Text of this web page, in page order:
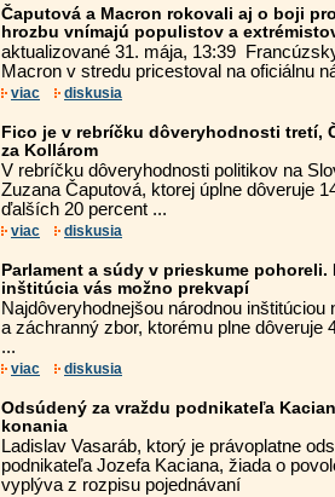
Čaputová a Macron rokovali aj o boji
hrozbu vnímajú populistov a
aktualizované 31. mája, 13:39
Macron v stredu pricestoval na oficiálnu
viac diskusia
Fico je v rebríčku dôveryhodnosti tretí,
za Kollárom
V rebríčku dôveryhodnosti politikov na
Zuzana Čaputová, ktorej úplne dôveruje
ďalších 20 percent ...
viac diskusia
Parlament a súdy v prieskume
inštitúcia vás možno prekvapí
Najdôveryhodnejšou národnou
a záchranný zbor, ktorému plne dôveruje
...
viac diskusia
Odsúdený za vraždu podnikateľa
konania
Ladislav Vasaráb, ktorý je právoplatne
podnikateľa Jozefa Kaciana, žiada o
vyplýva z rozpisu pojednávaní